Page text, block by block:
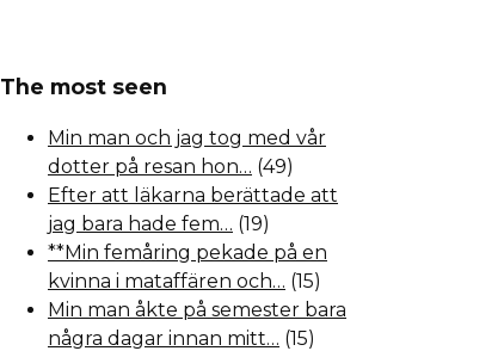
The most seen
Min man och jag tog med vår
dotter på resan hon… (49)
Efter att läkarna berättade att
jag bara hade fem… (19)
**Min femåring pekade på en
kvinna i mataffären och… (15)
Min man åkte på semester bara
några dagar innan mitt… (15)